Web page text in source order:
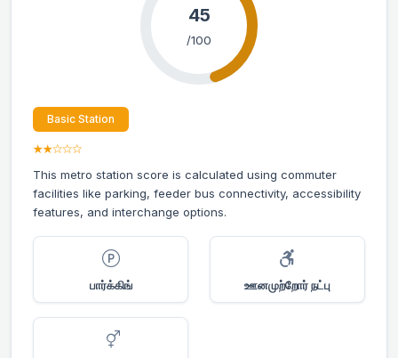
45
/100
Basic Station
★★☆☆☆
This metro station score is calculated using commuter
facilities like parking, feeder bus connectivity, accessibility
features, and interchange options.
பார்க்கிங் ஊனமுற்றோர் நட்பு